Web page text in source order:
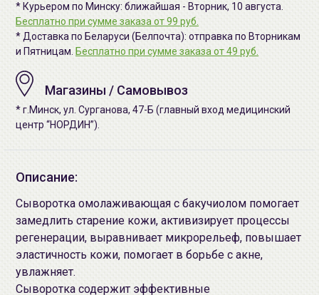
* Курьером по Минску: ближайшая - Вторник, 10 августа.
Бесплатно при сумме заказа от 99 руб.
* Доставка по Беларуси (Белпочта): отправка по Вторникам
и Пятницам. Бесплатно при сумме заказа от 49 руб.
Магазины / Самовывоз
* г.Минск, ул. Сурганова, 47-Б (главный вход медицинский
центр “НОРДИН”).
Описание:
Сыворотка омолаживающая c бакучиолом помогает
замедлить старение кожи, активизирует процессы
регенерации, выравнивает микрорельеф, повышает
эластичность кожи, помогает в борьбе с акне,
увлажняет.
Сыворотка содержит эффективные